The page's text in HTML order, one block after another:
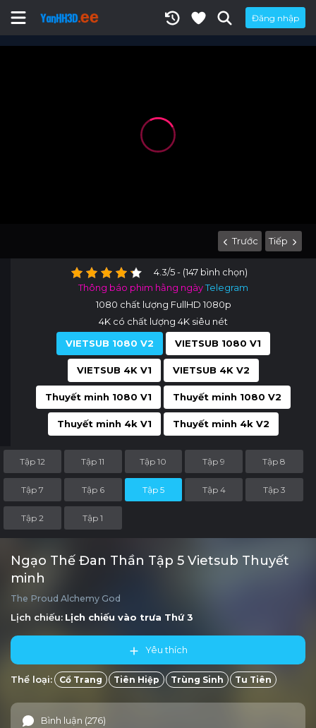
Đăng nhập
Trước Tiếp
4.3/5 - (147 bình chọn)
Thông báo phim hằng ngàyTelegram
1080 chất lượng FullHD 1080p
4K có chất lượng 4K siêu nét
VIETSUB 1080 V2
VIETSUB 1080 V1
VIETSUB 4K V1 VIETSUB 4K V2
Thuyết minh 1080 V1 Thuyết minh 1080 V2
Thuyết minh 4k V1 Thuyết minh 4k V2
Tập 12 Tập 11 Tập 10 Tập 9 Tập 8
Tập 7 Tập 6 Tập 5 Tập 4 Tập 3
Tập 2 Tập 1
Ngạo Thế Đan Thần Tập 5 Vietsub Thuyết
minh
The Proud Alchemy God
Lịch chiếu: Lịch chiếu vào trưa Thứ 3
Yêu thích
Thể loại: Cổ Trang Tiên Hiệp Trùng Sinh Tu Tiên
Bình luận (276)